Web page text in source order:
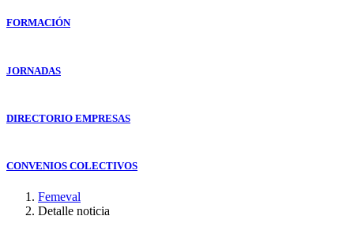
FORMACIÓN
JORNADAS
DIRECTORIO EMPRESAS
CONVENIOS COLECTIVOS
Femeval
Detalle noticia